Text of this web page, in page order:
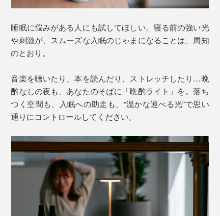
睡眠に悩みがある人にも試してほしい。寝る前の強い光
や刺激が、スムーズな入眠のじゃまになることは、周知
のとおり。
音楽を聴いたり、本を読んだり、ストレッチしたり…晩
酌なしの夜も、あなたのそばに「晩酌ライト」を。落ち
つく空間も、入眠への助走も、“温かな運べる光”で思い
通りにコントロールしてください。